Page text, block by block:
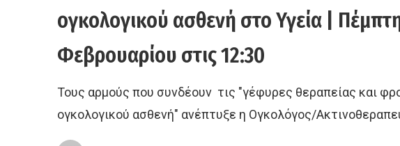
ογκολογικού ασθενή στο Υγεία |
Φεβρουαρίου στις 12:30
Τους αρμούς που συνδέουν τις "γέφυρες θεραπείας και
ογκολογικού ασθενή" ανέπτυξε η Ογκολόγος/